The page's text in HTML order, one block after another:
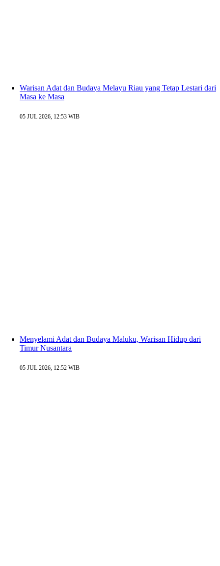
Warisan Adat dan Budaya Melayu Riau yang Tetap Lestari dari
Masa ke Masa
05 JUL 2026, 12:53 WIB
Menyelami Adat dan Budaya Maluku, Warisan Hidup dari
Timur Nusantara
05 JUL 2026, 12:52 WIB